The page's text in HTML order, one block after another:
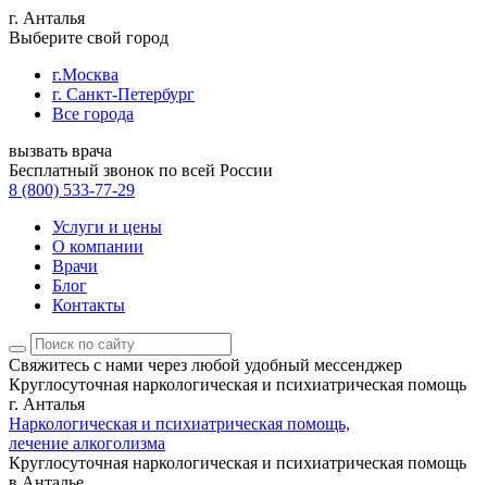
г. Анталья
Выберите свой город
г.Москва
г. Санкт-Петербург
Все города
вызвать врача
Бесплатный звонок по всей России
8 (800) 533-77-29
Услуги и цены
О компании
Врачи
Блог
Контакты
Свяжитесь с нами через любой удобный мессенджер
Круглосуточная наркологическая и психиатрическая помощь
г. Анталья
Наркологическая и психиатрическая помощь,
лечение алкоголизма
Круглосуточная наркологическая и психиатрическая помощь